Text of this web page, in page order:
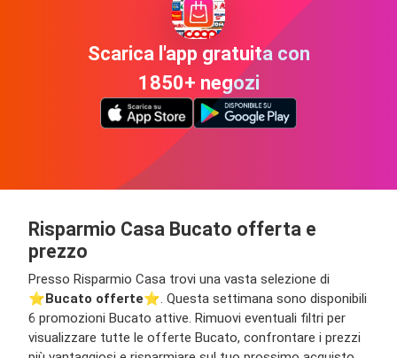
Scarica l'app gratuita con
1850+ negozi
Risparmio Casa Bucato offerta e
prezzo
Presso Risparmio Casa trovi una vasta selezione di
⭐️Bucato offerte⭐️. Questa settimana sono disponibili
6 promozioni Bucato attive. Rimuovi eventuali filtri per
visualizzare tutte le offerte Bucato, confrontare i prezzi